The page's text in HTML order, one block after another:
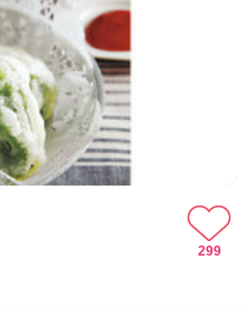
299